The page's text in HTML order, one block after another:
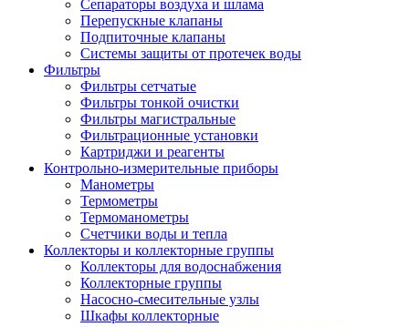
Сепараторы воздуха и шлама
Перепускные клапаны
Подпиточные клапаны
Системы защиты от протечек воды
Фильтры
Фильтры сетчатые
Фильтры тонкой очистки
Фильтры магистральные
Фильтрационные установки
Картриджи и реагенты
Контрольно-измерительные приборы
Манометры
Термометры
Термоманометры
Счетчики воды и тепла
Коллекторы и коллекторные группы
Коллекторы для водоснабжения
Коллекторные группы
Насосно-смесительные узлы
Шкафы коллекторные